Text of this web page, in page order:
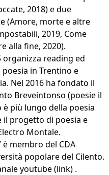
2018) e due
(Amore, morte e altre
2019, Come
alla fine, 2020).
organizza reading ed
in Trentino e
Nel 2016 ha fondato il
Breveintonso (poesie il
più lungo della poesia
il progetto di poesia e
Montale.
è membro del CDA
popolare del Cilento.
youtube(link) .